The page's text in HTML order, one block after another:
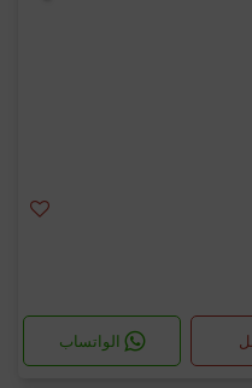
الواتساب